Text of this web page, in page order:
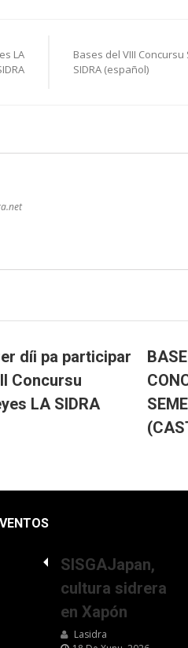
LA
Bases del VIII Concursu
SIDRA (español)
díi pa participar
Concursu
LA SIDRA
SISGAJapan,
cultura sidrera
en Xapón
Lasidra